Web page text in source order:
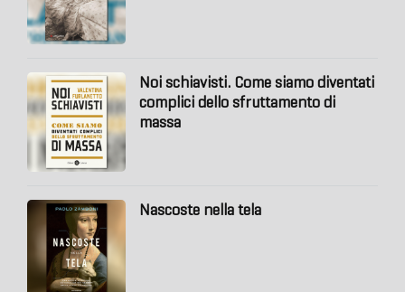
Noi schiavisti. Come siamo diventati
complici dello sfruttamento di
massa
Nascoste nella tela